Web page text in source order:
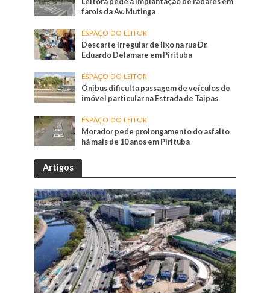
farois da Av. Mutinga
ESPAÇO DO LEITOR
Descarte irregular de lixo na rua Dr.
Eduardo Delamare em Pirituba
ESPAÇO DO LEITOR
Ônibus dificulta passagem de veículos de
imóvel particular na Estrada de Taipas
ESPAÇO DO LEITOR
Morador pede prolongamento do asfalto
há mais de 10 anos em Pirituba
Artigos